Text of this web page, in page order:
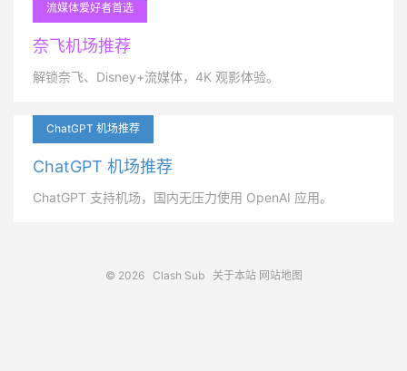
流媒体爱好者首选
奈飞机场推荐
解锁奈飞、Disney+流媒体，4K 观影体验。
ChatGPT 机场推荐
ChatGPT 机场推荐
ChatGPT 支持机场，国内无压力使用 OpenAI 应用。
© 2026 Clash Sub 关于本站 网站地图